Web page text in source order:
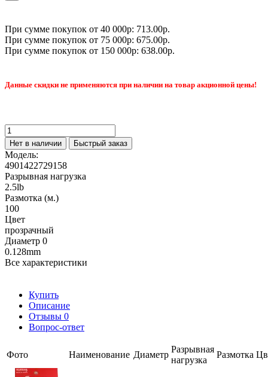
При сумме покупок от 40 000р: 713.00р.
При сумме покупок от 75 000р: 675.00р.
При сумме покупок от 150 000р: 638.00р.
Данные скидки не применяются при наличии на товар акционной цены!
Нет в наличии Быстрый заказ
Модель:
4901422729158
Разрывная нагрузка
2.5lb
Размотка (м.)
100
Цвет
прозрачный
Диаметр 0
0.128mm
Все характеристики
Купить
Описание
Отзывы 0
Вопрос-ответ
Фото Наименование Диаметр
Разрывная
нагрузка
Размотка